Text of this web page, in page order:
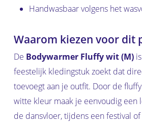
Handwasbaar volgens het
Waarom kiezen voor dit
De Bodywarmer Fluffy wit (M)is
feestelijk kledingstuk zoekt dat
toevoegt aan je outfit. Door de
witte kleur maak je eenvoudig een
de dansvloer, tijdens een festival